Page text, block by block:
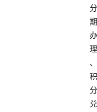
分
期
办
理
、
积
分
兑